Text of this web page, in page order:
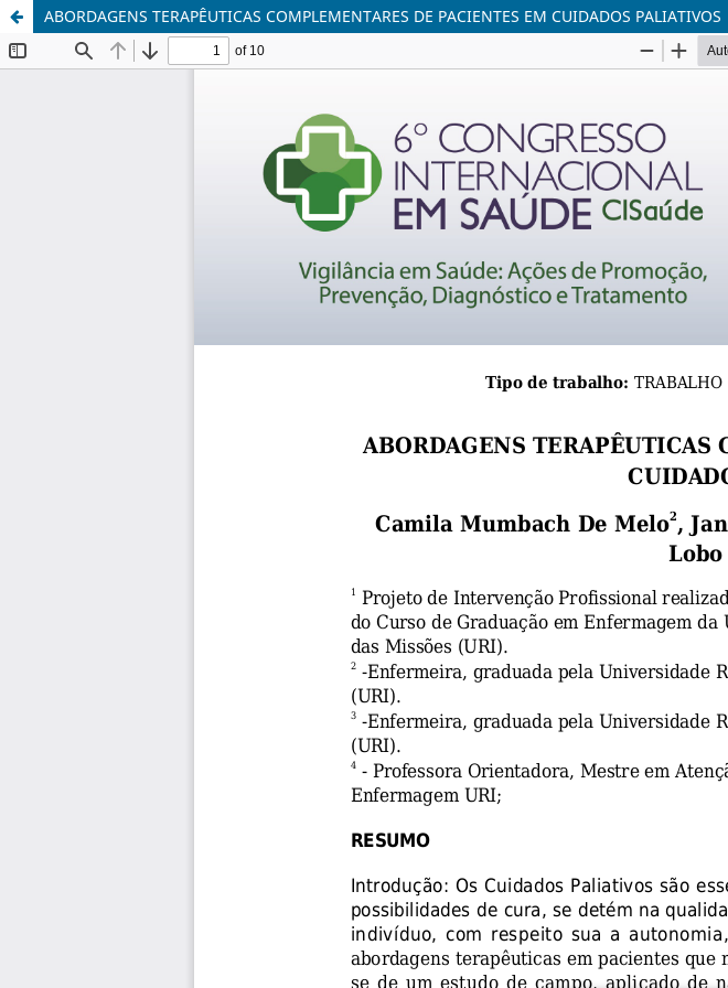
ABORDAGENS TERAPÊUTICAS COMPLEMENTARES DE PACIENTES EM CUIDADOS PALIATIVOS